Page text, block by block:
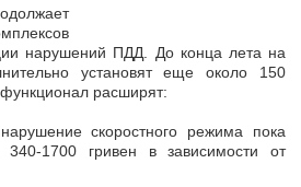
нарушений ПДД. До конца лета на
установят еще около 150
функционал расширят:
скоростного режима пока
1700 гривен в зависимости от